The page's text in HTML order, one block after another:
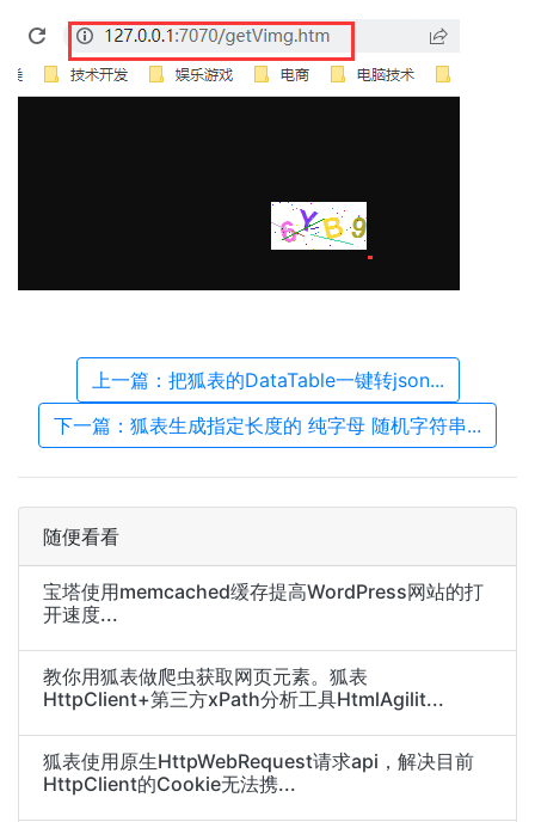
上一篇：把狐表的DataTable一键转json...
下一篇：狐表生成指定长度的 纯字母 随机字符串...
随便看看
宝塔使用memcached缓存提高WordPress网站的打
开速度...
教你用狐表做爬虫获取网页元素。狐表
HttpClient+第三方xPath分析工具HtmlAgilit...
狐表使用原生HttpWebRequest请求api，解决目前
HttpClient的Cookie无法携...